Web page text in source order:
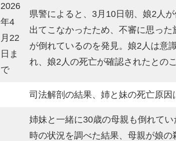
2026
年4
月22
日ま
で
県警によると、3月10日朝、娘2人
出てこなかったため、不審に思っ
が倒れているのを発見。娘2人は意
れ、娘2人の死亡が確認されたとのこ
司法解剖の結果、姉と妹の死亡原因
姉妹と一緒に30歳の母親も倒れて
時の状況を調べた結果、母親が娘